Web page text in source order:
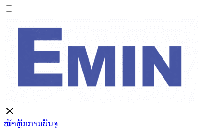
ໜ້າຫຼັກການບັນຈຸ